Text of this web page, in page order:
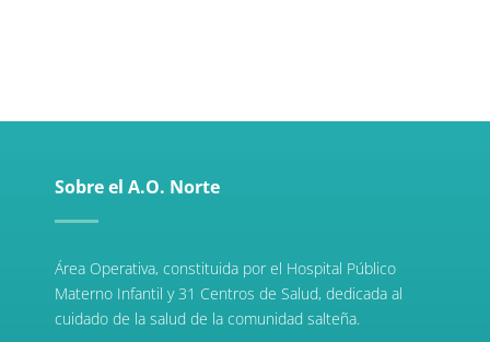
Sobre el A.O. Norte
Área Operativa, constituida por el Hospital Público
Materno Infantil y 31 Centros de Salud, dedicada al
cuidado de la salud de la comunidad salteña.